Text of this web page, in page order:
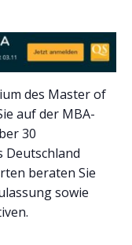
des Master of
auf der MBA-
30
Deutschland
beraten Sie
sowie